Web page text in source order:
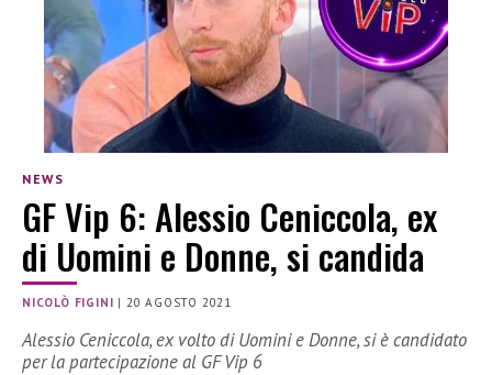
NEWS
GF Vip 6: Alessio Ceniccola, ex
di Uomini e Donne, si candida
NICOLÒ FIGINI | 20 AGOSTO 2021
Alessio Ceniccola, ex volto di Uomini e Donne, si è candidato
per la partecipazione al GF Vip 6